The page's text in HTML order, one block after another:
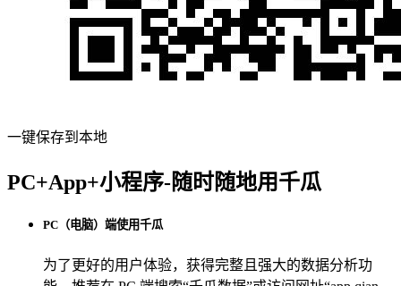
一键保存到本地
PC+App+小程序-随时随地用千瓜
PC（电脑）端使用千瓜
为了更好的用户体验，获得完整且强大的数据分析功